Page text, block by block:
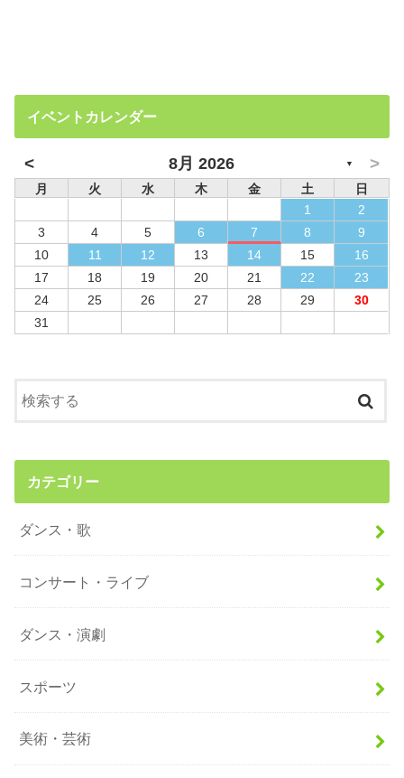
イベントカレンダー
< 8月 2026 ▼ >
月 火 水 木 金 土
日
1
2
3
4 5 6 7 8
9
10
11 12 13 14 15
16
17
18 19 20 21 22
23
24
25 26 27 28 29
30
31
カテゴリー
ダンス・歌
コンサート・ライブ
ダンス・演劇
スポーツ
美術・芸術